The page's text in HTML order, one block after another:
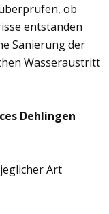
ob
entstanden
Sanierung der
Wasseraustritt
Dehlingen
Art